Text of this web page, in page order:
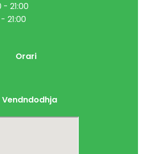
21:00
21:00
Orari
Vendndodhja